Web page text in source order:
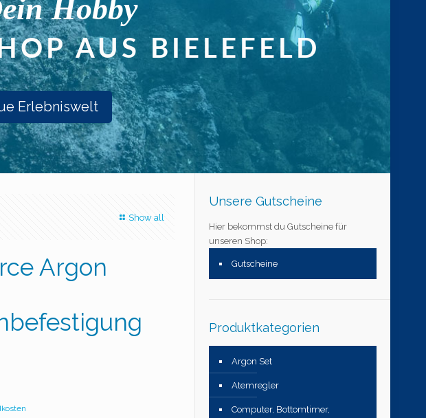
Erlebniswelt
Show all
Argon
Unsere Gutscheine
Hier bekommst du Gutscheine für
unseren Shop:
Gutscheine
Produktkategorien
Argon Set
Atemregler
Computer, Bottomtimer,